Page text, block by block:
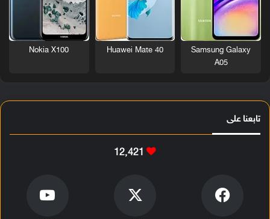
Samsung Galaxy
A05
Huawei Mate 40
Nokia X100
تابعنا على
12٬421